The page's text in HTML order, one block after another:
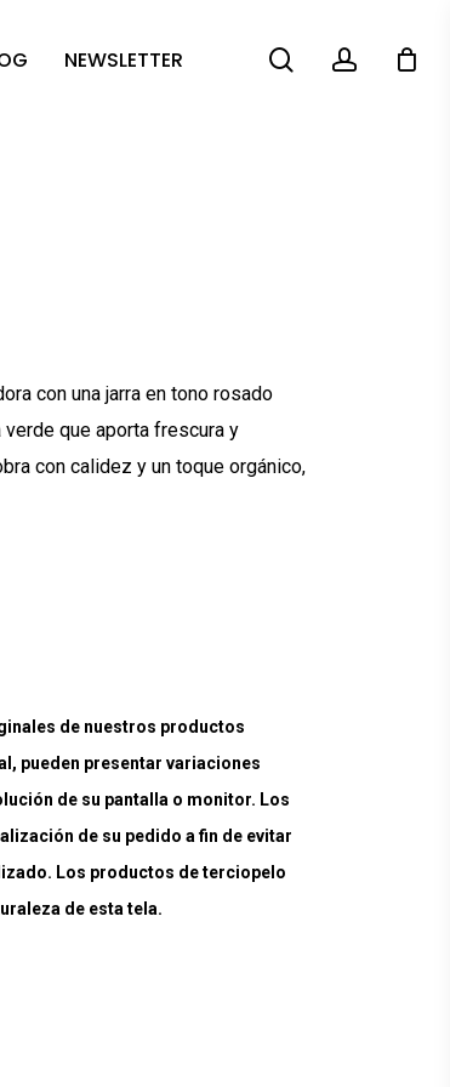
NEWSLETTER searchaccount
con una jarra en tono rosado
que aporta frescura y
con calidez y un toque orgánico,
de nuestros productos
pueden presentar variaciones
de su pantalla o monitor. Los
de su pedido a fin de evitar
Los productos de terciopelo
de esta tela.